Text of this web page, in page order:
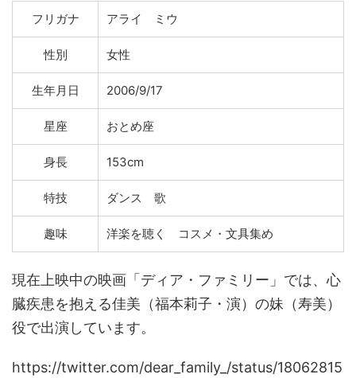
フリガナ アライ ミウ
性別 女性
生年月日 2006/9/17
星座 おとめ座
身長 153cm
特技 ダンス 歌
趣味 洋楽を聴く コスメ・文具集め
現在上映中の映画「ディア・ファミリー」では、心
臓疾患を抱える佳美（福本莉子・演）の妹（寿美）
役で出演しています。
https://twitter.com/dear_family_/status/18062815